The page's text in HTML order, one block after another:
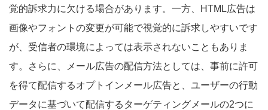
覚的訴求力に欠ける場合があります。一方、HTML広告は
画像やフォントの変更が可能で視覚的に訴求しやすいです
が、受信者の環境によっては表示されないこともありま
す。さらに、メール広告の配信方法としては、事前に許可
を得て配信するオプトインメール広告と、ユーザーの行動
データに基づいて配信するターゲティングメールの2つに